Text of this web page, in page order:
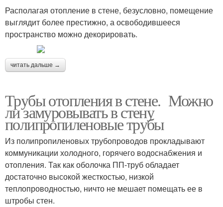
Располагая отопление в стене, безусловно, помещение
выглядит более престижно, а освободившееся
пространство можно декорировать.
читать дальше →
Трубы отопления в стене. Можно
ли замуровывать в стену
полипропиленовые трубы
Из полипропиленовых трубопроводов прокладывают
коммуникации холодного, горячего водоснабжения и
отопления. Так как оболочка ПП-труб обладает
достаточно высокой жесткостью, низкой
теплопроводностью, ничто не мешает помещать ее в
штробы стен.